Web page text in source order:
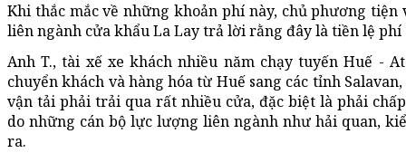
Khi thắc mắc về những khoản phí này, chủ phương tiện
liên ngành cửa khẩu La Lay trả lời rằng đây là tiền lệ phí
Anh T., tài xế xe khách nhiều năm chạy tuyến Huế -
chuyển khách và hàng hóa từ Huế sang các tỉnh
vận tải phải trải qua rất nhiều cửa, đặc biệt là phải
do những cán bộ lực lượng liên ngành như hải quan,
ra.